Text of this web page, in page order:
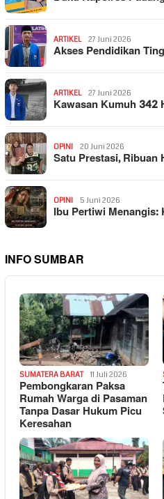
ARTIKEL 27 Juni 2026
Akses Pendidikan
ARTIKEL 27 Juni 2026
Kawasan Kumuh 342
OPINI 20 Juni 2026
Satu Prestasi,
OPINI 5 Juni 2026
Ibu Pertiwi
INFO SUMBAR
SUMATERA BARAT 11 Juli 2026
Pembongkaran Paksa
Rumah Warga di Pasaman
Tanpa Dasar Hukum Picu
Keresahan